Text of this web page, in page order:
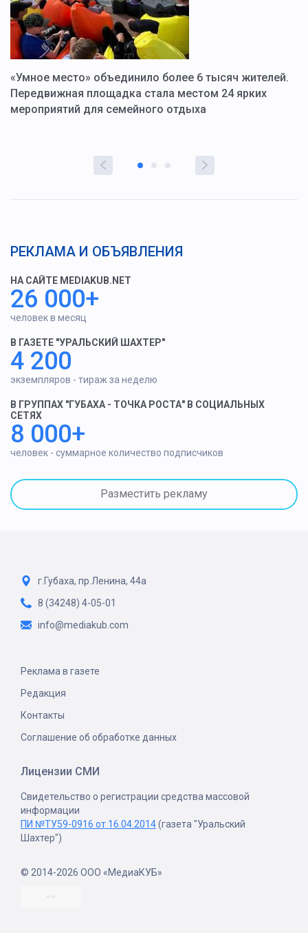
«Умное место» объединило более 6 тысяч жителей.
Передвижная площадка стала местом 24 ярких
мероприятий для семейного отдыха
РЕКЛАМА И ОБЪЯВЛЕНИЯ
НА САЙТЕ MEDIAKUB.NET
26 000+
человек в месяц
В ГАЗЕТЕ "УРАЛЬСКИЙ ШАХТЕР"
4 200
экземпляров - тираж за неделю
В ГРУППАХ "ГУБАХА - ТОЧКА РОСТА" В СОЦИАЛЬНЫХ
СЕТЯХ
8 000+
человек - суммарное количество подписчиков
Разместить рекламу
г.Губаха, пр.Ленина, 44а
8 (34248) 4-05-01
info@mediakub.com
Реклама в газете
Редакция
Контакты
Соглашение об обработке данных
Лицензии СМИ
Свидетельство о регистрации средства массовой
информации
ПИ №ТУ59-0916 от 16.04.2014(газета "Уральский
Шахтер")
© 2014-2026 ООО «МедиаКУБ»